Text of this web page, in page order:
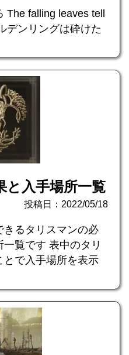
The falling leaves tell
デンリングは砕けた
と入手場所一覧
投稿日：2022/05/18
きるタリスマンの必
覧です 表中のタリ
とで入手場所を表示